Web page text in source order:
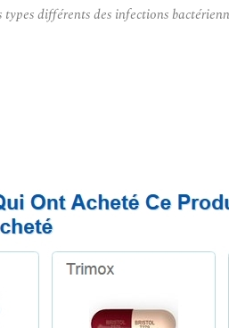
différents des infections